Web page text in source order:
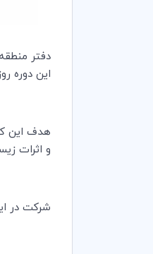
دفتر
این دوره
هدف این
و اثرات
شرکت در